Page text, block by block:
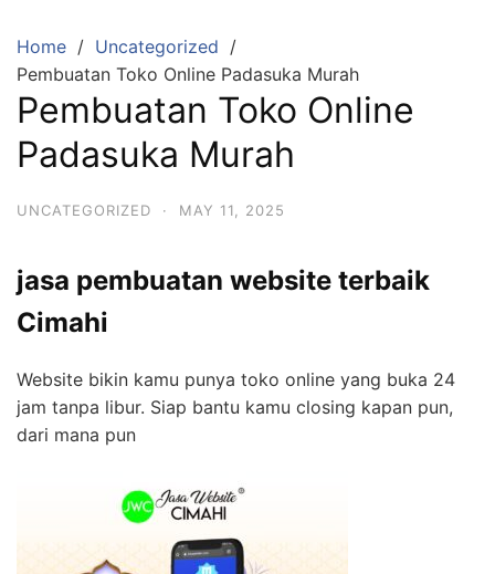
content
Home
Uncategorized
Pembuatan Toko Online Padasuka Murah
Pembuatan Toko Online
Padasuka Murah
UNCATEGORIZED · MAY 11, 2025
jasa pembuatan website terbaik
Cimahi
Website bikin kamu punya toko online yang buka 24
jam tanpa libur. Siap bantu kamu closing kapan pun,
dari mana pun